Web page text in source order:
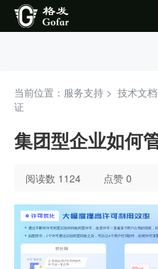
当前位置：服务支持 > 技术文档
证
集团型企业如何
阅读数 1124 点赞 0